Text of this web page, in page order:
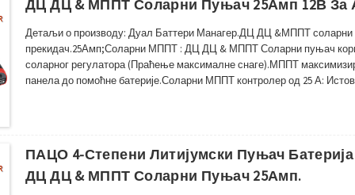
ДЦ ДЦ & МППТ Соларни Пуњач 25Амп 12В За
Детаљи о производу: Дуал Баттери Манагер.ДЦ ДЦ &МППТ соларни
прекидач.25Амп;Соларни МППТ : ДЦ ДЦ & МППТ Соларни пуњач
соларног регулатора (Праћење максималне снаге).МППТ
панела до помоћне батерије.Соларни МППТ контролер од 25 А:
ПАЦО 4-Степени Литијумски Пуњач
ДЦ ДЦ & МППТ Соларни Пуњач 25Амп.